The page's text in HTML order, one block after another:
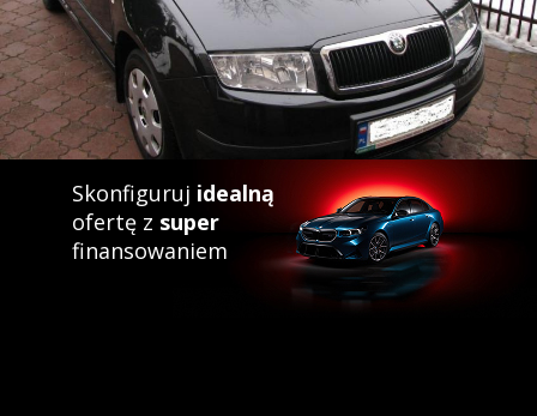
Skonfiguruj idealną
ofertę z super
finansowaniem